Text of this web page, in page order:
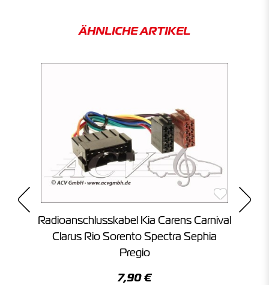
ÄHNLICHE ARTIKEL
Radioanschlusskabel Kia Carens Carnival
Clarus Rio Sorento Spectra Sephia
Pregio
7,90 €